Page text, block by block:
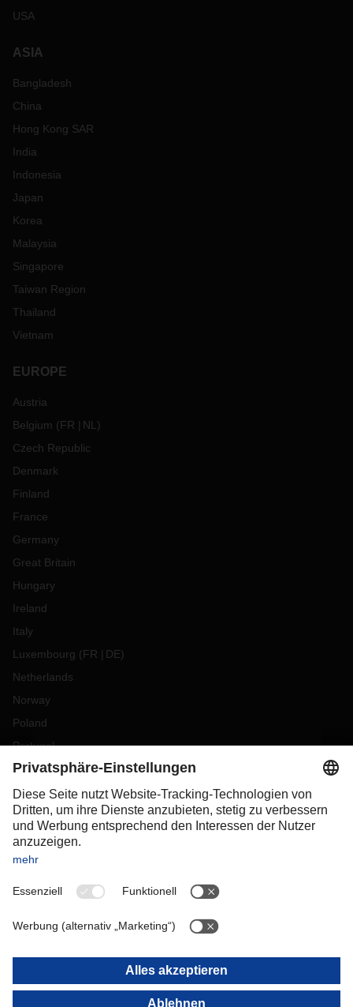
USA
ASIA
Bangladesh
China
Hong Kong SAR
India
Indonesia
Japan
Korea
Malaysia
Singapore
Taiwan Region
Thailand
Vietnam
EUROPE
Austria
Belgium (FR NL )
Czech Republic
Denmark
Finland
France
Germany
Great Britain
Hungary
Ireland
Italy
Luxembourg (FR DE)
Netherlands
Norway
Poland
Portugal
Romania
Slovakia
Spain
Sweden
Switzerland
OCEANIA